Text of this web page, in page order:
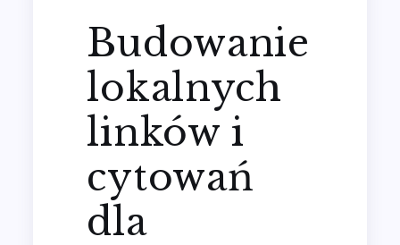
Budowanie
lokalnych
linków i
cytowań
dla